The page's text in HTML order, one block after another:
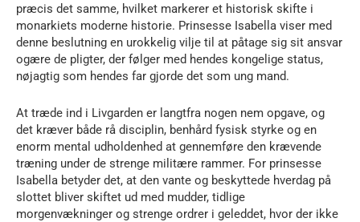
præcis det samme, hvilket markerer et historisk skifte i
monarkiets moderne historie. Prinsesse Isabella viser med
denne beslutning en urokkelig vilje til at påtage sig sit ansvar
ogære de pligter, der følger med hendes kongelige status,
nøjagtig som hendes far gjorde det som ung mand.
At træde ind i Livgarden er langtfra nogen nem opgave, og
det kræver både rå disciplin, benhård fysisk styrke og en
enorm mental udholdenhed at gennemføre den krævende
træning under de strenge militære rammer. For prinsesse
Isabella betyder det, at den vante og beskyttede hverdag på
slottet bliver skiftet ud med mudder, tidlige
morgenvækninger og strenge ordrer i geleddet, hvor der ikke